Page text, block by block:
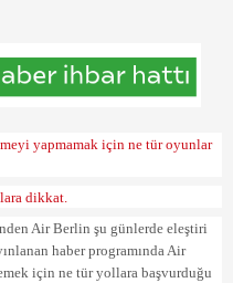
yapmamak için ne tür oyunlar
dikkat.
Air Berlin şu günlerde eleştiri
haber programında Air
için ne tür yollara başvurduğu